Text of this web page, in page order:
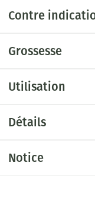
Contre
Grossesse
Utilisation
Détails
Notice